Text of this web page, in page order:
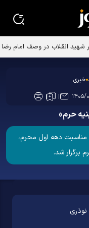
شهید انقلاب در وصف امام رضا
خبری
۰۴
حرم»
مناسبت دهه اول محرم،